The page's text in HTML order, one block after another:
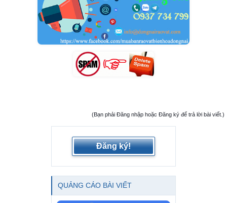
(Bạn phải Đăng nhập hoặc Đăng ký để trả lời bài viết.)
Đăng ký!
QUẢNG CÁO BÀI VIẾT